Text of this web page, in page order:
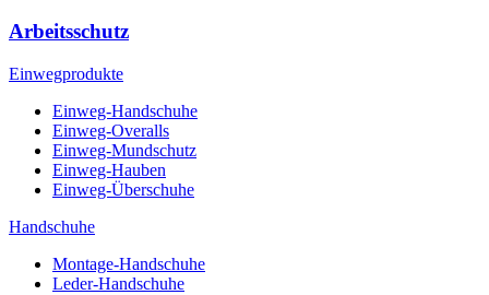
Arbeitsschutz
Einwegprodukte
Einweg-Handschuhe
Einweg-Overalls
Einweg-Mundschutz
Einweg-Hauben
Einweg-Überschuhe
Handschuhe
Montage-Handschuhe
Leder-Handschuhe